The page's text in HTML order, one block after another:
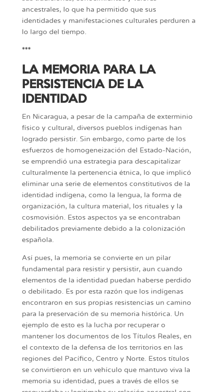
ancestrales, lo que ha permitido que sus
identidades y manifestaciones culturales perduren a
lo largo del tiempo.
***
LA MEMORIA PARA LA
PERSISTENCIA DE LA
IDENTIDAD
En Nicaragua, a pesar de la campaña de exterminio
físico y cultural, diversos pueblos indígenas han
logrado persistir. Sin embargo, como parte de los
esfuerzos de homogeneización del Estado-Nación,
se emprendió una estrategia para descapitalizar
culturalmente la pertenencia étnica, lo que implicó
eliminar una serie de elementos constitutivos de la
identidad indígena, como la lengua, la forma de
organización, la cultura material, los rituales y la
cosmovisión. Estos aspectos ya se encontraban
debilitados previamente debido a la colonización
española.
Así pues, la memoria se convierte en un pilar
fundamental para resistir y persistir, aun cuando
elementos de la identidad puedan haberse perdido
o debilitado. Es por esta razón que los indígenas
encontraron en sus propias resistencias un camino
para la preservación de su memoria histórica. Un
ejemplo de esto es la lucha por recuperar o
mantener los documentos de los Títulos Reales, en
el contexto de la defensa de los territorios en las
regiones del Pacífico, Centro y Norte. Estos títulos
se convirtieron en un vehículo que mantuvo viva la
memoria su identidad, pues a través de ellos se